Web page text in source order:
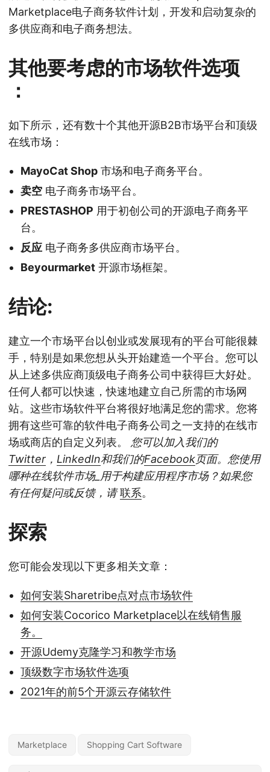
Marketplace电子商务软件计划，开发和启动复杂的
多供应商和电子商务想法。
其他要考虑的市场软件选项
：
如下所示，还有数十个其他开源B2B市场平台和顶级
在线市场：
MayoCat Shop 市场和电子商务平台。
卖空 电子商务市场平台。
PRESTASHOP 用于初创公司的开源电子商务平
台。
反应 电子商务多供应商市场平台。
Beyourmarket 开源市场框架。
结论:
建立一个市场平台以创业或发展现有的平台可能很棘
手，特别是如果您想从头开始建造一个平台。您可以
从上述多供应商顶级电子商务公司中获得巨大好处。
任何人都可以快速，快速地建立自己所需的市场网
站。这些市场软件平台将很好地满足您的需求。您将
拥有这些可靠的软件电子商务公司之一支持的在线市
场或商店的自定义列表。 您可以加入我们的
Twitter ， LinkedIn和我们的Facebook页面。您使用
哪种在线软件市场_用于构建应用程序市场？如果您
有任何疑问或反馈，请 联系。
探索
您可能会发现以下更多相关文章：
如何安装Sharetribe点对点市场软件
如何安装Cocorico Marketplace以在线销售服
务。
开源Udemy克隆学习和教学市场
顶级数字市场软件选项
2021年的前5个开源云存储软件
Marketplace Shopping Cart Software